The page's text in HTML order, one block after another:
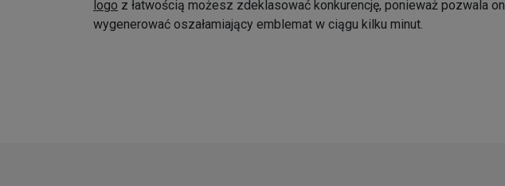
logo z łatwością możesz zdeklasować konkurencję, ponieważ pozwala on
wygenerować oszałamiający emblemat w ciągu kilku minut.